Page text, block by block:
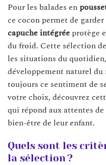
Pour les balades en
ce cocon permet de
capuche intégrée protège
du froid. Cette sélection
les situations du
développement naturel
toujours ce sentiment de
votre choix, découvrez
qui répond aux attentes
bien-être de leur enfant.
Quels sont les
la sélection ?